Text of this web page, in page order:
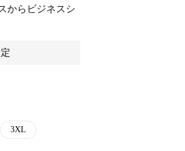
からビジネスシ
3XL